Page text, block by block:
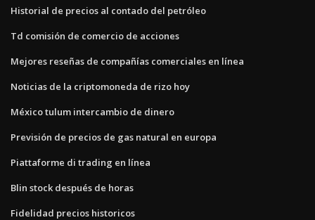
Historial de precios al contado del petróleo
Td comisión de comercio de acciones
Mejores reseñas de compañías comerciales en línea
Noticias de la criptomoneda de rizo hoy
México tulum intercambio de dinero
Previsión de precios de gas natural en europa
Piattaforme di trading en línea
Blin stock después de horas
Fidelidad precios historicos